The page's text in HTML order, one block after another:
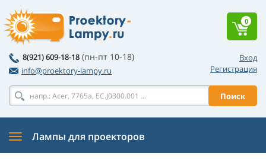
Вход
Регистрация
8(921) 609-18-18 (пн-пт 10-18)
info@proektory-lampy.ru
Поиск
0
Лампы для проекторов